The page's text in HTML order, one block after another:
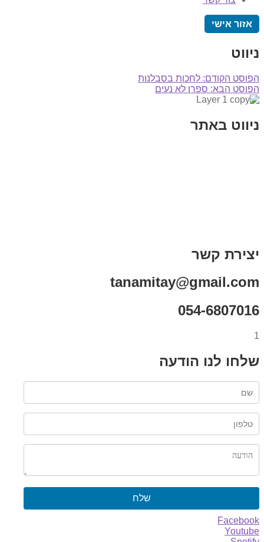
אזור אישי
ניווט
הפוסט הקודם: לחכות בסבלנות
הפוסט הבא: ספרן לא נעים
ניווט באתר
יצירת קשר
tanamitay@gmail.com
054-6807016
1
שלחו לנו הודעה
שלח
Facebook
Youtube